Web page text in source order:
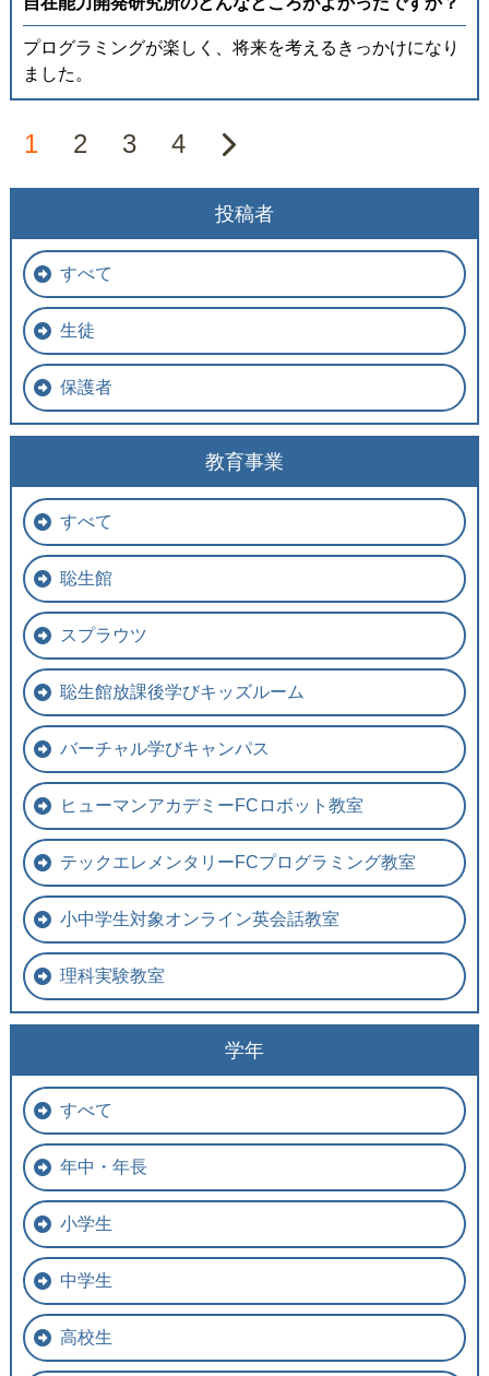
プログラミングが楽しく、将来を考えるきっかけになり
ました。
1 2 3 4
投稿者
すべて
生徒
保護者
教育事業
すべて
聡生館
スプラウツ
聡生館放課後学びキッズルーム
バーチャル学びキャンパス
ヒューマンアカデミーFCロボット教室
テックエレメンタリーFCプログラミング教室
小中学生対象オンライン英会話教室
理科実験教室
学年
すべて
年中・年長
小学生
中学生
高校生